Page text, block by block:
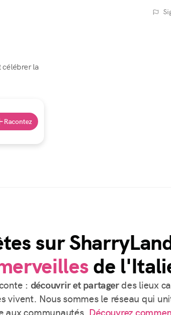
célébrer la
Racontez
sur
de
: découvrir et partagerdes lieux
vivent. Nous sommes le réseau qui
aux communautés. Découvrez